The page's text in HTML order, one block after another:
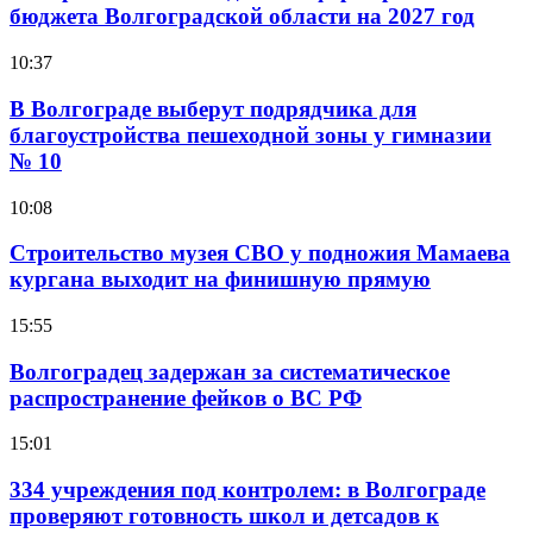
бюджета Волгоградской области на 2027 год
10:37
В Волгограде выберут подрядчика для
благоустройства пешеходной зоны у гимназии
№ 10
10:08
Строительство музея СВО у подножия Мамаева
кургана выходит на финишную прямую
15:55
Волгоградец задержан за систематическое
распространение фейков о ВС РФ
15:01
334 учреждения под контролем: в Волгограде
проверяют готовность школ и детсадов к